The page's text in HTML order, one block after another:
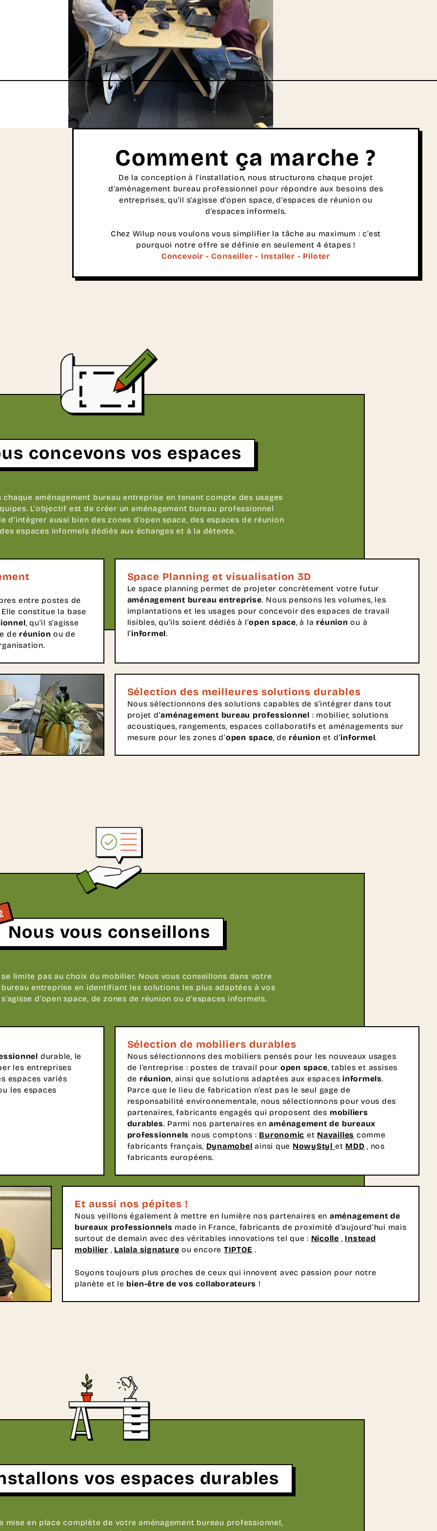
Comment ça marche ?
De la conception à l’installation, nous structurons chaque projet
d’aménagement bureau professionnel pour répondre aux besoins des
entreprises, qu’il s’agisse d’open space, d’espaces de réunion ou
d’espaces informels.
Chez Wilup nous voulons vous simplifier la tâche au maximum : c’est
pourquoi notre offre se définie en seulement 4 étapes !
Concevoir - Conseiller - Installer - Piloter
concevons vos espaces
chaque aménagement bureau entreprise en tenant compte des usages
L’objectif est de créer un aménagement bureau professionnel
d’intégrer aussi bien des zones d’open space, des espaces de réunion
espaces informels dédiés aux échanges et à la détente.
entre postes de
constitue la base
, qu’il s’agisse
de réunion ou de
Space Planning et visualisation 3D
Le space planning permet de projeter concrètement votre futur
aménagement bureau entreprise. Nous pensons les volumes, les
implantations et les usages pour concevoir des espaces de travail
lisibles, qu’ils soient dédiés à l’open space, à la réunion ou à
l’informel.
Sélection des meilleures solutions durables
Nous sélectionnons des solutions capables de s’intégrer dans tout
projet d’aménagement bureau professionnel : mobilier, solutions
acoustiques, rangements, espaces collaboratifs et aménagements sur
mesure pour les zones d’open space, de réunion et d’informel.
Nous vous conseillons
limite pas au choix du mobilier. Nous vous conseillons dans votre
bureau entreprise en identifiant les solutions les plus adaptées à vos
s’agisse d’open space, de zones de réunion ou d’espaces informels.
durable, le
les entreprises
espaces variés
les espaces
Sélection de mobiliers durables
Nous sélectionnons des mobiliers pensés pour les nouveaux usages
de l’entreprise : postes de travail pour open space, tables et assises
de réunion, ainsi que solutions adaptées aux espacesinformels.
Parce que le lieu de fabrication n’est pas le seul gage de
responsabilité environnementale, nous sélectionnons pour vous des
partenaires, fabricants engagés qui proposent des mobiliers
durables. Parmi nos partenaires enaménagement de bureaux
professionnels nous comptons : Buronomic et Navailles comme
fabricants français, Dynamobel ainsi que NowyStyl et MDD , nos
fabricants européens.
Et aussi nos pépites !
Nous veillons également à mettre en lumière nos partenaires en aménagement de
bureaux professionnels made in France, fabricants de proximité d’aujourd’hui mais
surtout de demain avec des véritables innovations tel que : Nicolle , Instead
mobilier , Lalala signature ou encore TIPTOE .
Soyons toujours plus proches de ceux qui innovent avec passion pour notre
planète et le bien-être de vos collaborateurs !
vos espaces durables
mise en place complète de votre aménagement bureau professionnel,